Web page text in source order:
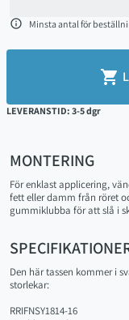
 Minsta antal för

LEVERANSTID: 3-5 dgr
MONTERING
För enklast applicering,
fett eller damm från röret
gummiklubba för att slå i
Den här tassen kommer i
storlekar:
RRIFNSY1814-16